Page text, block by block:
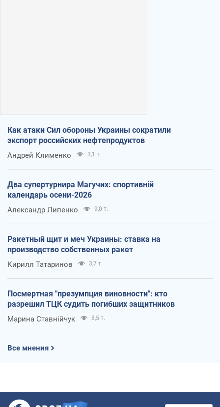
Как атаки Сил обороны Украины сократили
экспорт российских нефтепродуктов
Андрей Клименко 3,1 т.
Два супертурнира Магучих: спортивній
календарь осени-2026
Александр Липенко 9,0 т.
Ракетный щит и меч Украины: ставка на
производство собственных ракет
Кирилл Татаринов 3,7 т.
Посмертная "презумпция виновности": кто
разрешил ТЦК судить погибших защитников
Марина Ставнійчук 8,5 т.
Все мнения